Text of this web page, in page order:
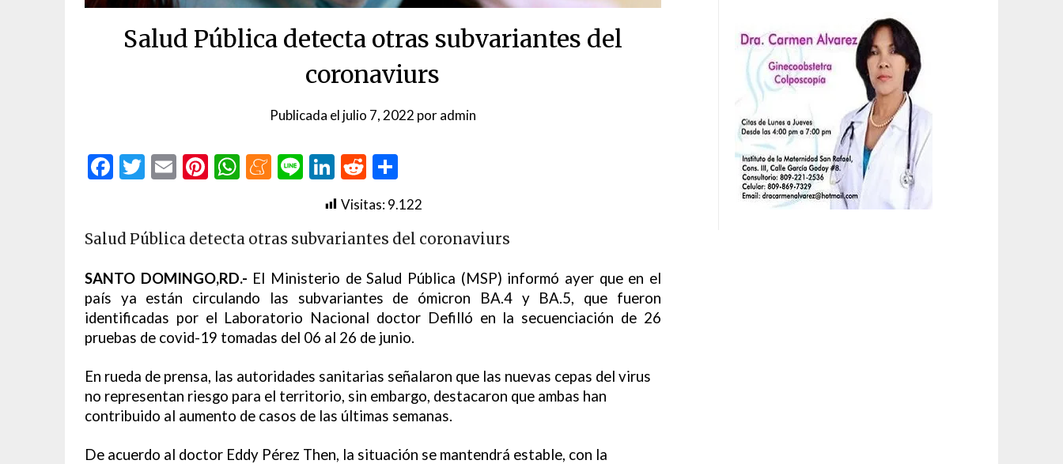
Salud Pública detecta otras subvariantes del
coronaviurs
Publicada el julio 7, 2022 poradmin
Facebook
Twitter
EmailPinterest
WhatsApp
Meneame
LineLinkedIn
Reddit
Visitas:9.122
Salud Pública detecta otras subvariantes del coronaviurs
SANTO DOMINGO,RD.- El Ministerio de Salud Pública (MSP) informó ayer que en el
país ya están circulando las subvariantes de ómicron BA.4 y BA.5, que fueron
identificadas por el Laboratorio Nacional doctor Defilló en la secuenciación de 26
pruebas de covid-19 tomadas del 06 al 26 de junio.
En rueda de prensa, las autoridades sanitarias señalaron que las nuevas cepas del virus
no representan riesgo para el territorio, sin embargo, destacaron que ambas han
contribuido al aumento de casos de las últimas semanas.
De acuerdo al doctor Eddy Pérez Then, la situación se mantendrá estable, con la